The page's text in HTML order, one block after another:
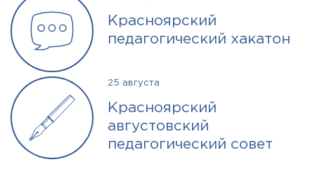
Красноярский
педагогический хакатон
25 августа
Красноярский
августовский
педагогический совет